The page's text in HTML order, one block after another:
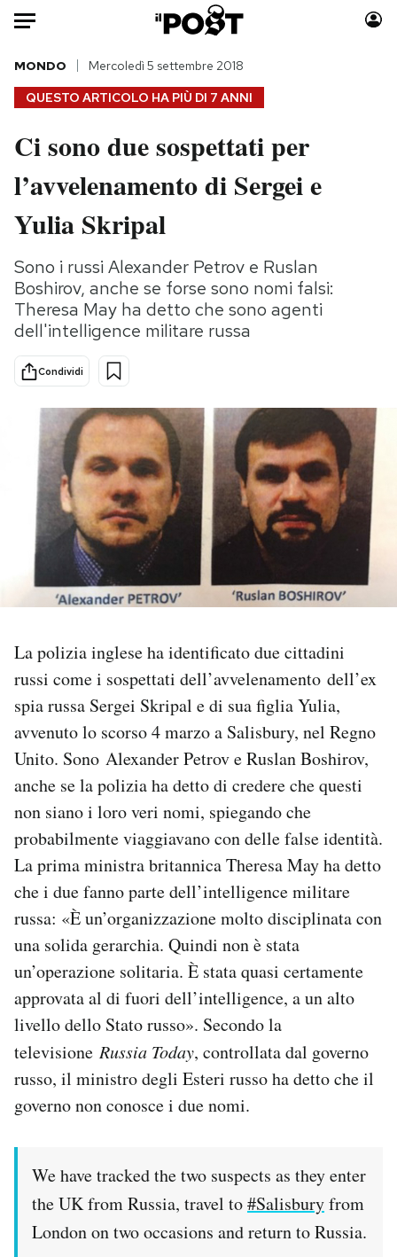
Auto
HOME
Italia
Politica
Tecnologia
Scienza
Cultura
Economia
Sport
Moda
Consumismi
Media
Altrecose
PODCAST
NEWSLETTER
I MIEI PREFERITI
SHOP
CALENDARIO
AREA PERSONALE
Area Personale
Newsletter
Notifiche mobile
Regala il Post
QUESTO ARTICOLO HA PIÙ DI 7 ANNI
MONDO Mercoledì 5 settembre 2018
Ci sono due sospettati per
l’avvelenamento di Sergei e
Yulia Skripal
Sono i russi Alexander Petrov e Ruslan
Boshirov, anche se forse sono nomi falsi:
Theresa May ha detto che sono agenti
dell'intelligence militare russa
Condividi
La polizia inglese ha identificato due cittadini
russi come i sospettati dell’avvelenamento dell’ex
spia russa Sergei Skripal e di sua figlia Yulia,
avvenuto lo scorso 4 marzo a Salisbury, nel Regno
Unito. Sono Alexander Petrov e Ruslan Boshirov,
anche se la polizia ha detto di credere che questi
non siano i loro veri nomi, spiegando che
probabilmente viaggiavano con delle false identità.
La prima ministra britannica Theresa May ha detto
che i due fanno parte dell’intelligence militare
russa: «È un’organizzazione molto disciplinata con
una solida gerarchia. Quindi non è stata
un’operazione solitaria. È stata quasi certamente
approvata al di fuori dell’intelligence, a un alto
livello dello Stato russo». Secondo la
televisione Russia Today, controllata dal governo
russo, il ministro degli Esteri russo ha detto che il
governo non conosce i due nomi.
We have tracked the two suspects as they enter
the UK from Russia, travel to#Salisburyfrom
London on two occasions and return to Russia.